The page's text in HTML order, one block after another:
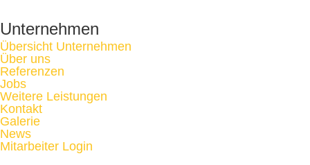
Unternehmen
Übersicht Unternehmen
Über uns
Referenzen
Jobs
Weitere Leistungen
Kontakt
Galerie
News
Mitarbeiter Login